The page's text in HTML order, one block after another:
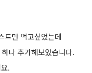
트만 먹고싶었는데
나 추가해보았습니다.
.